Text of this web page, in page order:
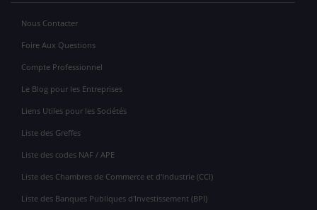
Nous Contacter
Foire Aux Questions
Compte Professionnel
Le Blog pour les Entreprises
Liens Utiles pour les Sociétés
Liste des Greffes
Liste des codes NAF / APE
Liste des Chambres de Commerce et d'Industrie (CCI)
Liste des Banques Publiques d'Investissement (BPI)